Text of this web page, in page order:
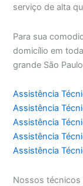
serviço de alta
Para sua
domicílio em
grande São
Assistência
Assistência
Assistência
Assistência
Assistência
Nossos técnicos